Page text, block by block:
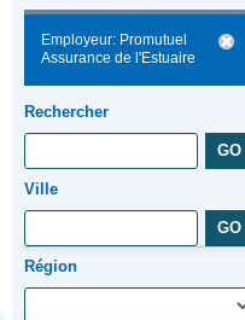
Employeur: Promutuel
Assurance de l'Estuaire
Rechercher
Ville
Région